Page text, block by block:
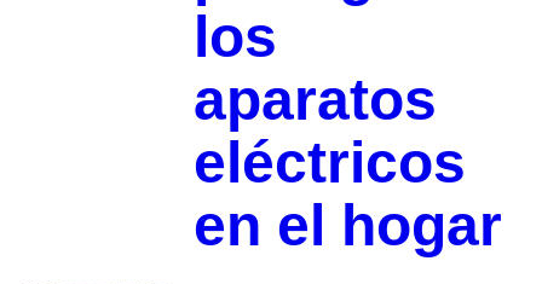
los
aparatos
eléctricos
en el hogar